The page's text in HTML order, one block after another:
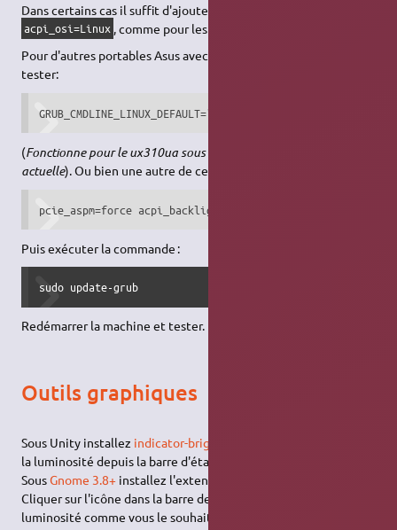
Dans certains cas il suffit d'ajouter uniquement
acpi_osi=Linux , comme pour les EeePC 1005, EeePC 1001px
Pour d'autres portables Asus avec igp intel il est possible de
tester:
GRUB_CMDLINE_LINUX_DEFAULT="quiet splash
(Fonctionne pour le ux310ua sous ubuntu 16.04 à l'heure
actuelle). Ou bien une autre de ces options :
pcie_aspm=force acpi_backlight=native
Puis exécuter la commande :
sudo update-grub
Redémarrer la machine et tester.
Outils graphiques
Sous Unity installez indicator-brightness
la luminosité depuis la barre d'état.
SousGnome 3.8+ installez l'extension
Cliquer sur l'icône dans la barre des tâches et régler la
luminosité comme vous le souhaitez. Au prochain redémarrage,